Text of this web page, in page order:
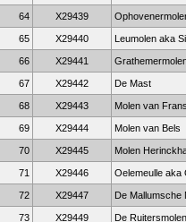
64 X29439
65 X29440 Leumolen aka
66 X29441
67 X29442 De Mast
68 X29443 Molen van
69 X29444 Molen van Bels
70 X29445 Molen
71 X29446 Oelemeulle aka
72 X29447 De Mallumsche
73 X29449 De Ruitersmolen